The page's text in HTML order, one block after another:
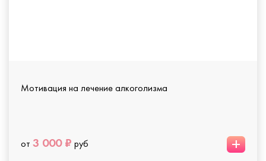
Мотивация на лечение алкоголизма
от 3 000 ₽ руб +